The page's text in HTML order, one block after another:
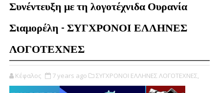
Συνέντευξη με τη λογοτέχνιδα Ουρανία
Σιαμορέλη - ΣΥΓΧΡΟΝΟΙ ΕΛΛΗΝΕΣ
ΛΟΓΟΤΕΧΝΕΣ
Κέφαλος 7 years ago ΣΥΓΧΡΟΝΟΙ ΕΛΛΗΝΕΣ ΛΟΓΟΤΕΧΝΕΣ,